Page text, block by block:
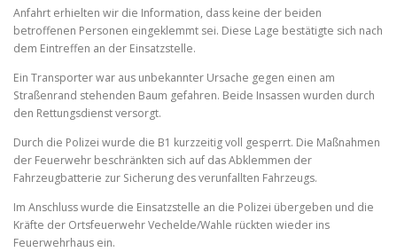
Anfahrt erhielten wir die Information, dass keine der beiden
betroffenen Personen eingeklemmt sei. Diese Lage bestätigte sich nach
dem Eintreffen an der Einsatzstelle.
Ein Transporter war aus unbekannter Ursache gegen einen am
Straßenrand stehenden Baum gefahren. Beide Insassen wurden durch
den Rettungsdienst versorgt.
Durch die Polizei wurde die B1 kurzzeitig voll gesperrt. Die Maßnahmen
der Feuerwehr beschränkten sich auf das Abklemmen der
Fahrzeugbatterie zur Sicherung des verunfallten Fahrzeugs.
Im Anschluss wurde die Einsatzstelle an die Polizei übergeben und die
Kräfte der Ortsfeuerwehr Vechelde/Wahle rückten wieder ins
Feuerwehrhaus ein.